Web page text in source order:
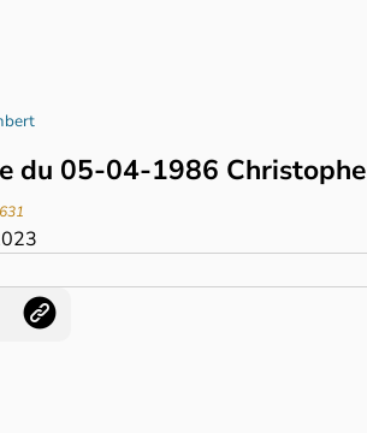
du 05-04-1986 Christophe